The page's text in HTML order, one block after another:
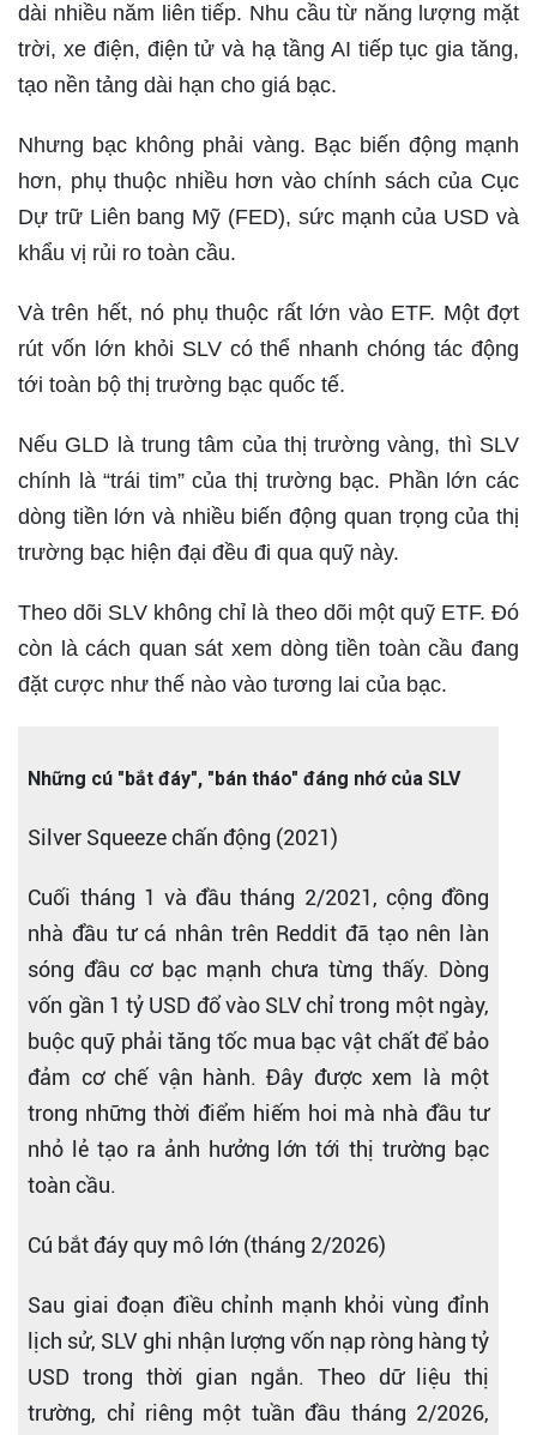
dài nhiều năm liên tiếp. Nhu cầu từ năng lượng mặt
trời, xe điện, điện tử và hạ tầng AI tiếp tục gia tăng,
tạo nền tảng dài hạn cho giá bạc.
Nhưng bạc không phải vàng. Bạc biến động mạnh
hơn, phụ thuộc nhiều hơn vào chính sách của Cục
Dự trữ Liên bang Mỹ (FED), sức mạnh của USD và
khẩu vị rủi ro toàn cầu.
Và trên hết, nó phụ thuộc rất lớn vào ETF. Một đợt
rút vốn lớn khỏi SLV có thể nhanh chóng tác động
tới toàn bộ thị trường bạc quốc tế.
Nếu GLD là trung tâm của thị trường vàng, thì SLV
chính là “trái tim” của thị trường bạc. Phần lớn các
dòng tiền lớn và nhiều biến động quan trọng của thị
trường bạc hiện đại đều đi qua quỹ này.
Theo dõi SLV không chỉ là theo dõi một quỹ ETF. Đó
còn là cách quan sát xem dòng tiền toàn cầu đang
đặt cược như thế nào vào tương lai của bạc.
Những cú "bắt đáy", "bán tháo" đáng nhớ của SLV
Silver Squeeze chấn động (2021)
Cuối tháng 1 và đầu tháng 2/2021, cộng đồng
nhà đầu tư cá nhân trên Reddit đã tạo nên làn
sóng đầu cơ bạc mạnh chưa từng thấy. Dòng
vốn gần 1 tỷ USD đổ vào SLV chỉ trong một ngày,
buộc quỹ phải tăng tốc mua bạc vật chất để bảo
đảm cơ chế vận hành. Đây được xem là một
trong những thời điểm hiếm hoi mà nhà đầu tư
nhỏ lẻ tạo ra ảnh hưởng lớn tới thị trường bạc
toàn cầu.
Cú bắt đáy quy mô lớn (tháng 2/2026)
Sau giai đoạn điều chỉnh mạnh khỏi vùng đỉnh
lịch sử, SLV ghi nhận lượng vốn nạp ròng hàng tỷ
USD trong thời gian ngắn. Theo dữ liệu thị
trường, chỉ riêng một tuần đầu tháng 2/2026,